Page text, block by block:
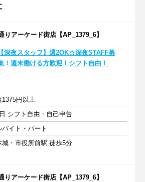
アーケード街店【AP_1379_6】
【深夜スタッフ】週2OK☆深夜STAFF募
！週末働ける方歓迎！シフト自由！
1375円以上
シフト自由・自己申告
バイト・パート
城・市役所前駅 徒歩5分
アーケード街店【AP_1379_6】